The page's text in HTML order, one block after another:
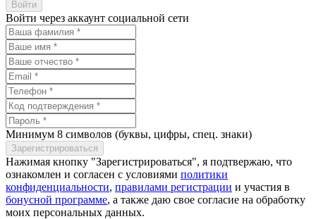
Войти через аккаунт социальной сети
Минимум 8 символов (буквы, цифры, спец. знаки)
Нажимая кнопку "Зарегистрироваться", я подтвержаю, что
ознакомлен и согласен с условиями политики
конфиденциальности, правилами регистрации и участия в
бонусной программе, а также даю свое согласие на обработку
моих персональных данных.